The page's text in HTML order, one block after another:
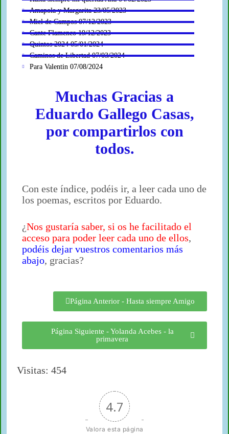
Amapola y Margarita 23/05/2023
Miel de Campos 07/12/2023
Cante Flamenco 19/12/2023
Quintos 2024 05/01/2024
Caminos de Libertad 07/03/2024
Para Valentin 07/08/2024
Muchas Gracias a
Eduardo Gallego Casas,
por compartirlos con
todos.
Con este índice, podéis ir, a leer cada uno de
los poemas, escritos por Eduardo.
¿Nos gustaría saber, si os he facilitado el
acceso para poder leer cada uno de ellos,
podéis dejar vuestros comentarios más
abajo, gracias?
Página Anterior - Hasta siempre Amigo
Página Siguiente - Yolanda Acebes - la
primavera
Visitas: 454
4.7
Valora esta página